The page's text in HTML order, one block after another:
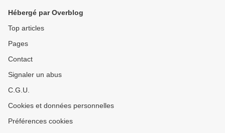
Hébergé par Overblog
Top articles
Pages
Contact
Signaler un abus
C.G.U.
Cookies et données personnelles
Préférences cookies